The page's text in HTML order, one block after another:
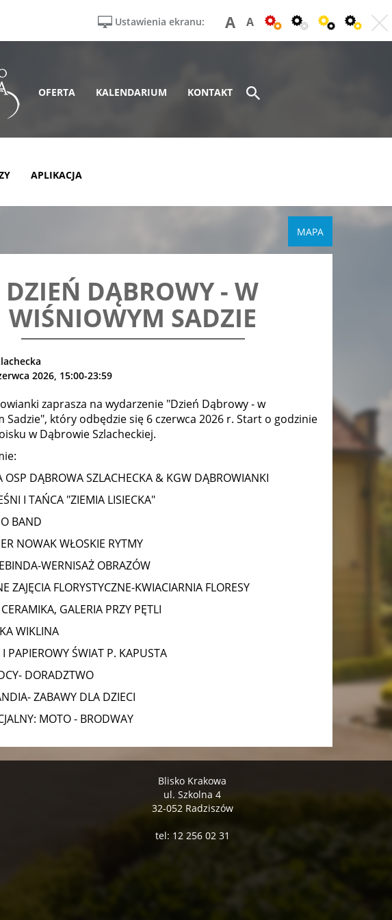
Ustawienia ekranu: A A
OFERTA KALENDARIUM KONTAKT
APLIKACJA
MAPA
DZIEŃ DĄBROWY - W
WIŚNIOWYM SADZIE
2026, 15:00-23:59
zaprasza na wydarzenie "Dzień Dąbrowy - w
Sadzie", który odbędzie się 6 czerwca 2026 r. Start o godzinie
w Dąbrowie Szlacheckiej.
OSP DĄBROWA SZLACHECKA & KGW DĄBROWIANKI
I TAŃCA "ZIEMIA LISIECKA"
BAND
NOWAK WŁOSKIE RYTMY
WERNISAŻ OBRAZÓW
ZAJĘCIA FLORYSTYCZNE-KWIACIARNIA FLORESY
GALERIA PRZY PĘTLI
WIKLINA
PAPIEROWY ŚWIAT P. KAPUSTA
DORADZTWO
ZABAWY DLA DZIECI
MOTO - BRODWAY
Blisko Krakowa
ul. Szkolna 4
32-052 Radziszów
tel: 12 256 02 31